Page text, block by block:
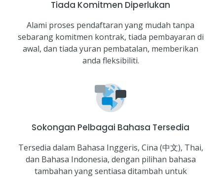
Tiada Komitmen Diperlukan
Alami proses pendaftaran yang mudah tanpa
sebarang komitmen kontrak, tiada pembayaran di
awal, dan tiada yuran pembatalan, memberikan
anda fleksibiliti.
Sokongan Pelbagai Bahasa Tersedia
Tersedia dalam Bahasa Inggeris, Cina (中文), Thai,
dan Bahasa Indonesia, dengan pilihan bahasa
tambahan yang sentiasa ditambah untuk